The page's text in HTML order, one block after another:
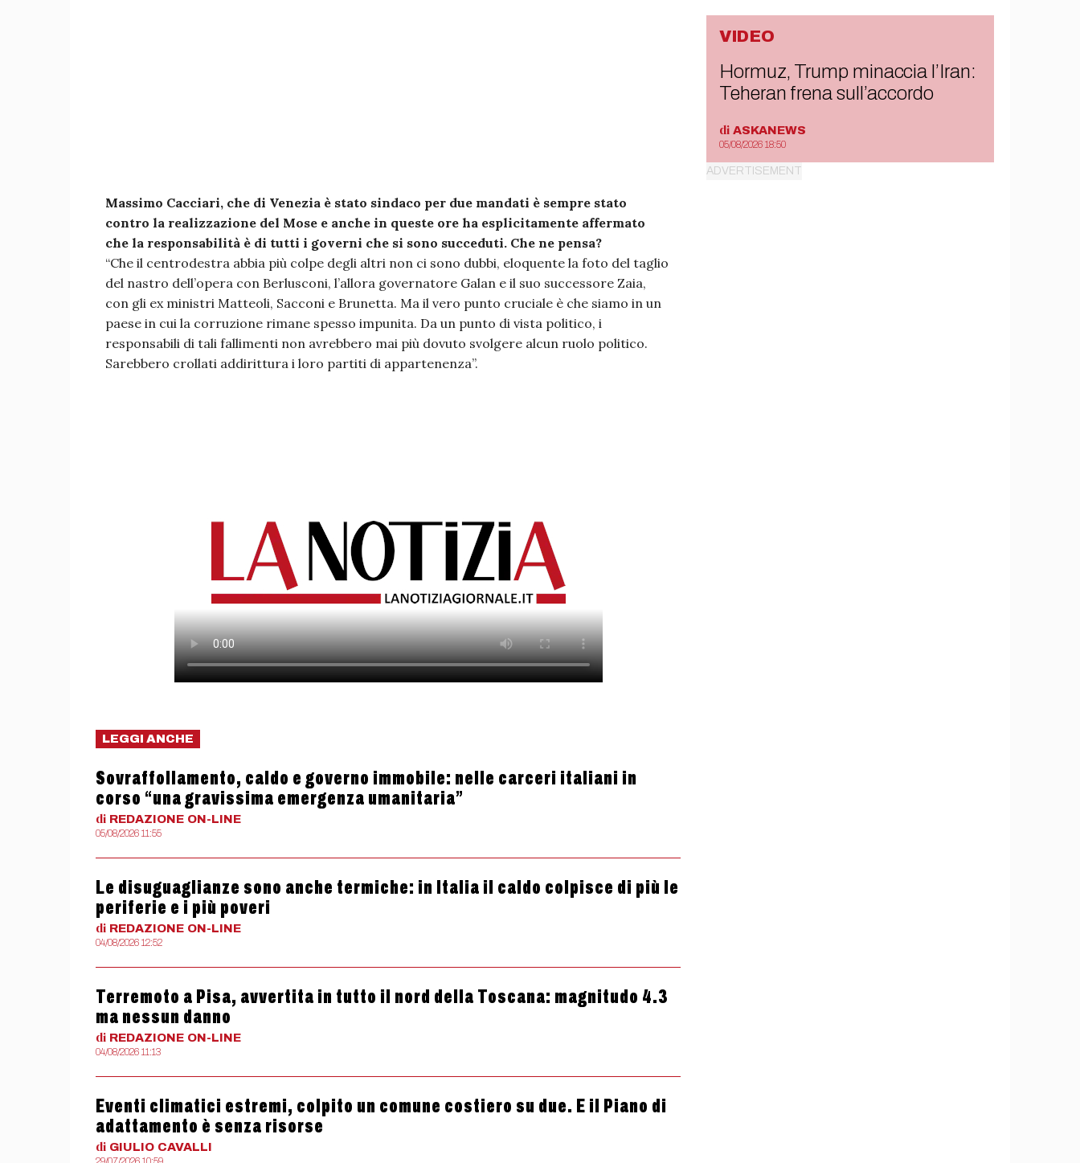
Massimo Cacciari, che di Venezia è stato sindaco per due mandati è sempre stato
contro la realizzazione del Mose e anche in queste ore ha esplicitamente affermato
che la responsabilità è di tutti i governi che si sono succeduti. Che ne pensa?
“Che il centrodestra abbia più colpe degli altri non ci sono dubbi, eloquente la foto del taglio
del nastro dell’opera con Berlusconi, l’allora governatore Galan e il suo successore Zaia,
con gli ex ministri Matteoli, Sacconi e Brunetta. Ma il vero punto cruciale è che siamo in un
paese in cui la corruzione rimane spesso impunita. Da un punto di vista politico, i
responsabili di tali fallimenti non avrebbero mai più dovuto svolgere alcun ruolo politico.
Sarebbero crollati addirittura i loro partiti di appartenenza”.
LEGGI ANCHE
Sovraffollamento, caldo e governo immobile: nelle carceri italiani in
corso “una gravissima emergenza umanitaria”
di REDAZIONE ON-LINE
05/08/2026 11:55
Le disuguaglianze sono anche termiche: in Italia il caldo colpisce di più le
periferie e i più poveri
di REDAZIONE ON-LINE
04/08/2026 12:52
Terremoto a Pisa, avvertita in tutto il nord della Toscana: magnitudo 4.3
ma nessun danno
di REDAZIONE ON-LINE
04/08/2026 11:13
Eventi climatici estremi, colpito un comune costiero su due. E il Piano di
adattamento è senza risorse
di GIULIO CAVALLI
VIDEO
Hormuz, Trump minaccia l’Iran:
Teheran frena sull’accordo
di ASKANEWS
05/08/2026 18:50